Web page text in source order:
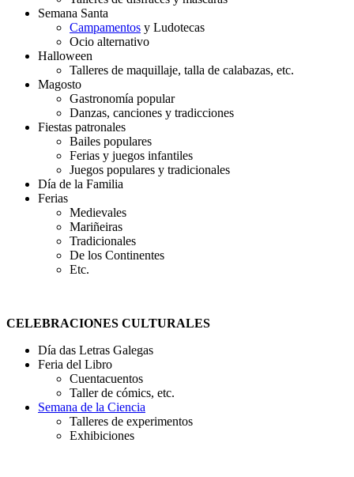
Semana Santa
Campamentos y Ludotecas
Ocio alternativo
Halloween
Talleres de maquillaje, talla de calabazas, etc.
Magosto
Gastronomía popular
Danzas, canciones y tradicciones
Fiestas patronales
Bailes populares
Ferias y juegos infantiles
Juegos populares y tradicionales
Día de la Familia
Ferias
Medievales
Mariñeiras
Tradicionales
De los Continentes
Etc.
CELEBRACIONES CULTURALES
Día das Letras Galegas
Feria del Libro
Cuentacuentos
Taller de cómics, etc.
Semana de la Ciencia
Talleres de experimentos
Exhibiciones